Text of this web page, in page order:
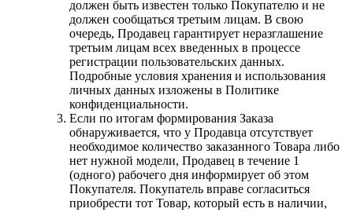
должен быть известен только Покупателю и не
должен сообщаться третьим лицам. В свою
очередь, Продавец гарантирует неразглашение
третьим лицам всех введенных в процессе
регистрации пользовательских данных.
Подробные условия хранения и использования
личных данных изложены в Политике
конфиденциальности.
Если по итогам формирования Заказа
обнаруживается, что у Продавца отсутствует
необходимое количество заказанного Товара либо
нет нужной модели, Продавец в течение 1
(одного) рабочего дня информирует об этом
Покупателя. Покупатель вправе согласиться
приобрести тот Товар, который есть в наличии,